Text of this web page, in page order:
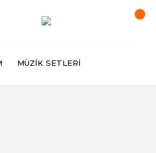
MÜZIK SETLERI